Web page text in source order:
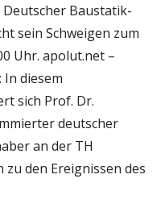
Deutscher Baustatik-
sein Schweigen zum
Uhr. apolut.net –
In diesem
sich Prof. Dr.
deutscher
an der TH
den Ereignissen des